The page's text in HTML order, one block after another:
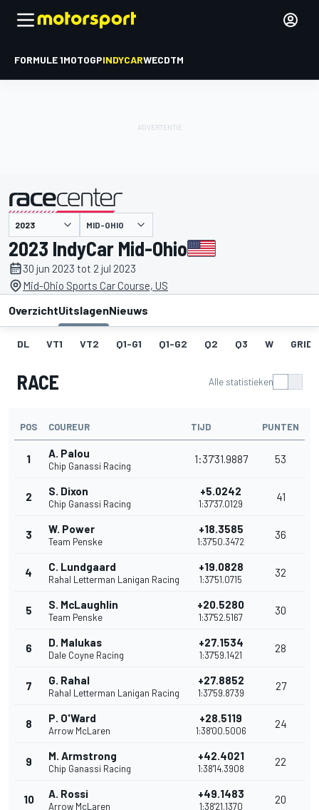
FORMULE 1MOTOGPINDYCARWECDTM
gepresenteerd door MID-OHIO
2023 IndyCar Mid-Ohio
30 jun 2023 tot 2 jul 2023
Mid-Ohio Sports Car Course, US
OverzichtUitslagenNieuws
DL VT1 VT2 Q1-G1 Q1-G2 Q2 Q3 W GRID
RACE Alle statistieken
POS COUREUR TIJD PUNTEN
1 A. Palou
Chip Ganassi Racing
1:37'31.9887 53
2 S. Dixon
Chip Ganassi Racing
+5.0242
1:37'37.0129
41
3 W. Power
Team Penske
+18.3585
1:37'50.3472
36
4 C. Lundgaard
Rahal Letterman Lanigan Racing
+19.0828
1:37'51.0715
32
5 S. McLaughlin
Team Penske
+20.5280
1:37'52.5167
30
6 D. Malukas
Dale Coyne Racing
+27.1534
1:37'59.1421
28
7 G. Rahal
Rahal Letterman Lanigan Racing
+27.8852
1:37'59.8739
27
8 P. O'Ward
Arrow McLaren
+28.5119
1:38'00.5006
24
9 M. Armstrong
Chip Ganassi Racing
+42.4021
1:38'14.3908
22
10 A. Rossi
Arrow McLaren
+49.1483
1:38'21.1370
20